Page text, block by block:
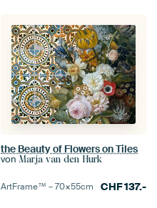
the Beauty of Flowers on Tiles
von Marja van den Hurk
ArtFrame™ –70×55cm CHF137.-